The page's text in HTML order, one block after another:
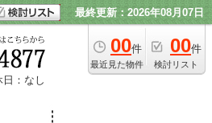
最終更新：2026年08月07日
00件
最近見た物件
00件
検討リスト
日：なし